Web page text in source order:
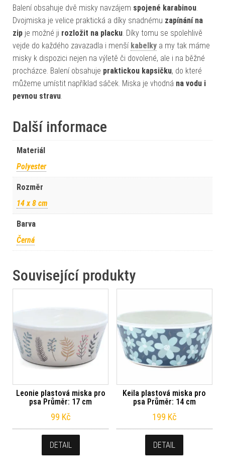
Balení obsahuje dvě misky navzájem spojené karabinou
Dvojmiska je velice praktická a díky snadnému zapínání na
zip je možné ji rozložit na placku . Díky tomu se spolehlivě
vejde do každého zavazadla i menší kabelky a my tak máme
misky k dispozici nejen na výletě či dovolené, ale i na běžné
procházce. Balení obsahuje praktickou kapsičku, do které
můžeme umístit například sáček. Miska je vhodná na vodu i
pevnou stravu
Další informace
Materiál
Polyester
Rozměr
14 x 8 cm
Barva
Černá
Související produkty
Leonie plastová miska pro
psa Průměr: 17 cm
99 Kč
DETAIL
Keila plastová miska pro
psa Průměr: 14 cm
199 Kč
DETAIL